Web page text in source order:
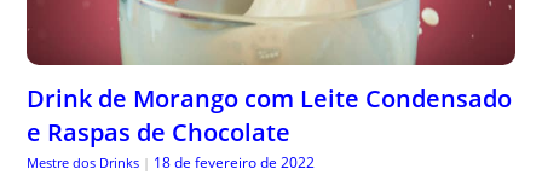
Drink de Morango com Leite Condensado
e Raspas de Chocolate
Mestre dos Drinks | 18 de fevereiro de 2022